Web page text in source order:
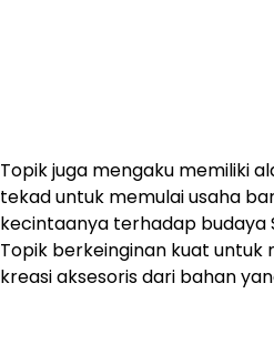
Topik juga mengaku memiliki
tekad untuk memulai usaha
kecintaanya terhadap budaya
Topik berkeinginan kuat untuk
kreasi aksesoris dari bahan